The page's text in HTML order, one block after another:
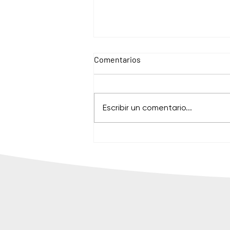
Comentarios
Escribir un comentario...